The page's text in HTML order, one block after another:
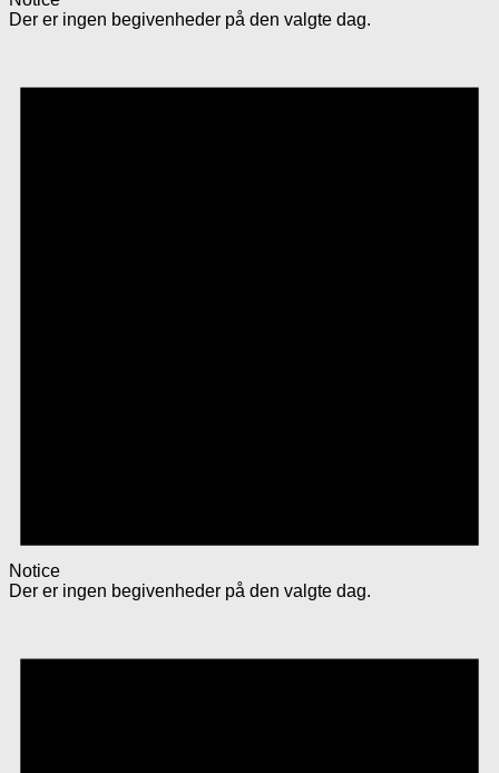
Der er ingen begivenheder på den valgte dag.
Notice
Der er ingen begivenheder på den valgte dag.